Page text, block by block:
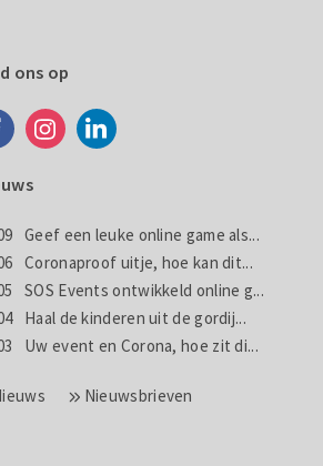
ons op
Geef een leuke online game als...
Coronaproof uitje, hoe kan dit...
SOS Events ontwikkeld online g...
Haal de kinderen uit de gordij...
Uw event en Corona, hoe zit di...
Nieuwsbrieven